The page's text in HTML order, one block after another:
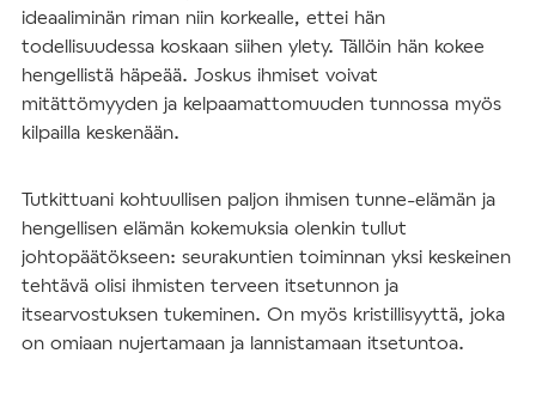
ideaaliminän riman niin korkealle, ettei hän
todellisuudessa koskaan siihen ylety. Tällöin hän kokee
hengellistä häpeää. Joskus ihmiset voivat
mitättömyyden ja kelpaamattomuuden tunnossa myös
kilpailla keskenään.
Tutkittuani kohtuullisen paljon ihmisen tunne-elämän ja
hengellisen elämän kokemuksia olenkin tullut
johtopäätökseen: seurakuntien toiminnan yksi keskeinen
tehtävä olisi ihmisten terveen itsetunnon ja
itsearvostuksen tukeminen. On myös kristillisyyttä, joka
on omiaan nujertamaan ja lannistamaan itsetuntoa.